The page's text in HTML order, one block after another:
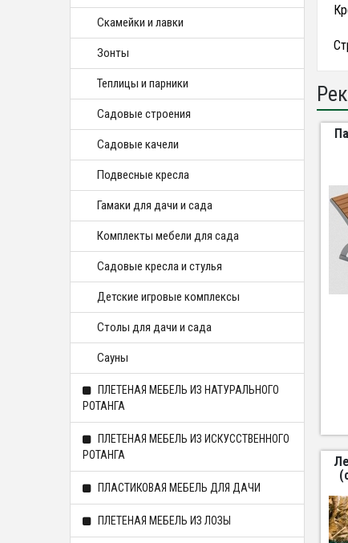
Скамейки и лавки
Зонты
Теплицы и парники
Садовые строения
Садовые качели
Подвесные кресла
Гамаки для дачи и сада
Комплекты мебели для сада
Садовые кресла и стулья
Детские игровые комплексы
Столы для дачи и сада
Сауны
ПЛЕТЕНАЯ МЕБЕЛЬ ИЗ НАТУРАЛЬНОГО
РОТАНГА
ПЛЕТЕНАЯ МЕБЕЛЬ ИЗ ИСКУССТВЕННОГО
РОТАНГА
ПЛАСТИКОВАЯ МЕБЕЛЬ ДЛЯ ДАЧИ
ПЛЕТЕНАЯ МЕБЕЛЬ ИЗ ЛОЗЫ